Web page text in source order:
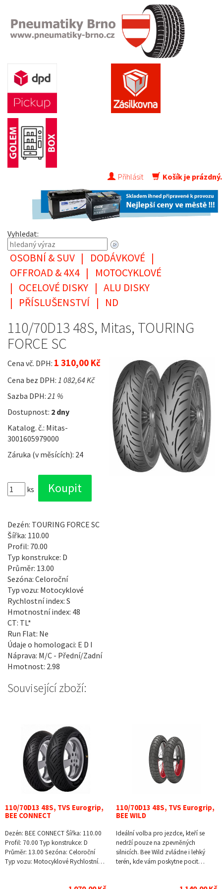
Přihlásit Košík je prázdný.
Vyhledat:
OSOBNÍ & SUV | DODÁVKOVÉ |
OFFROAD & 4X4 |
MOTOCYKLOVÉ
| OCELOVÉ DISKY | ALU DISKY
| PŘÍSLUŠENSTVÍ | ND
110/70D13 48S, Mitas, TOURING
FORCE SC
Cena vč. DPH: 1 310,00 Kč
Cena bez DPH: 1 082,64 Kč
Sazba DPH: 21 %
Dostupnost: 2 dny
Katalog. č.: Mitas-
3001605979000
Záruka (v měsících): 24
ks
Dezén: TOURING FORCE SC
Šířka: 110.00
Profil: 70.00
Typ konstrukce: D
Průměr: 13.00
Sezóna: Celoroční
Typ vozu: Motocyklové
Rychlostní index: S
Hmotnostní index: 48
CT: TL*
Run Flat: Ne
Údaje o homologaci: E D I
Náprava: M/C - Přední/Zadní
Hmotnost: 2.98
Související zboží:
110/70D13 48S, TVS Eurogrip,
BEE CONNECT
Dezén: BEE CONNECT Šířka: 110.00
Profil: 70.00 Typ konstrukce: D
Průměr: 13.00 Sezóna: Celoroční
Typ vozu: Motocyklové Rychlostní…
110/70D13 48S, TVS Eurogrip,
BEE WILD
Ideální volba pro jezdce, kteří se
nedrží pouze na zpevněných
silnicích. Bee Wild zvládne i lehký
terén, kde vám poskytne pocit…